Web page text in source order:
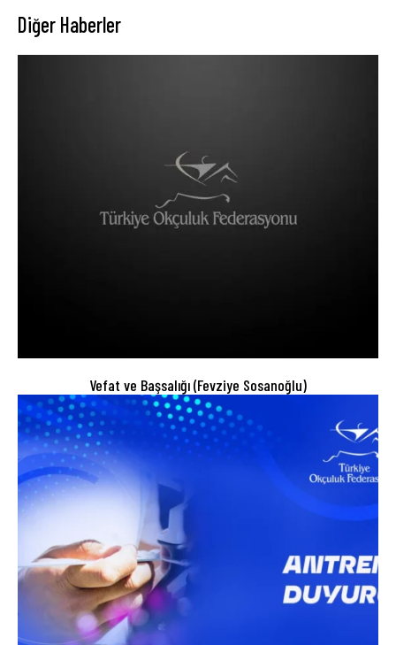
Diğer Haberler
Vefat ve Başsalığı (Fevziye Sosanoğlu)